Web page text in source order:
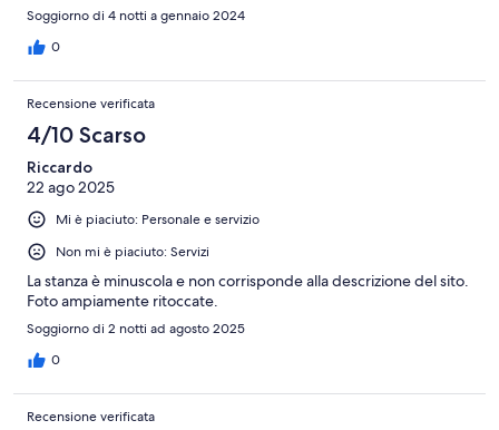
Soggiorno di 4 notti a gennaio 2024
0
Recensione verificata
4/10 Scarso
Riccardo
22 ago 2025
Mi è piaciuto: Personale e servizio
Non mi è piaciuto: Servizi
La stanza è minuscola e non corrisponde alla descrizione del sito.
Foto ampiamente ritoccate.
Soggiorno di 2 notti ad agosto 2025
0
Recensione verificata